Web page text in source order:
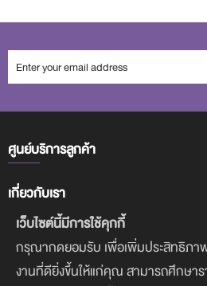
เว็บไซต์นี้มีการใช้คุกกี้
กรุณากดยอมรับ เพื่อเพิ่มประสิทธิภา
งานที่ดียิ่งขึ้นให้แก่คุณ สามารถศึกษาร
ศูนย์บริการลูกค้า
เกี่ยวกับเรา
ฝ่ายบริการลูกค้า
ดาวน์โหลดแอพฯ